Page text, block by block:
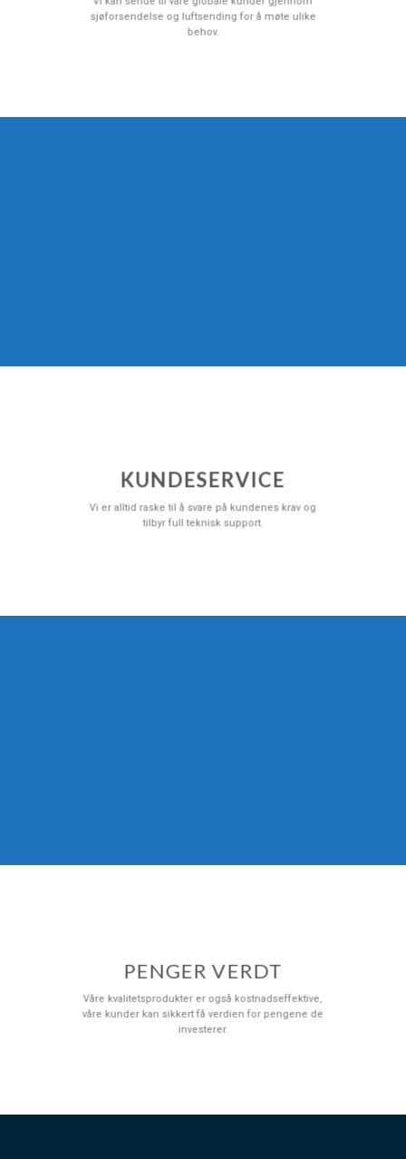
sjøforsendelse og luftsending for å møte ulike
behov.
KUNDESERVICE
Vi er alltid raske til å svare på kundenes krav og
tilbyr full teknisk support.
PENGER VERDT
Våre kvalitetsprodukter er også kostnadseffektive,
våre kunder kan sikkert få verdien for pengene de
investerer.